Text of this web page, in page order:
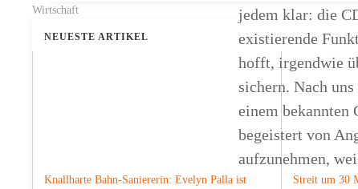
Wirtschaft
NEUESTE ARTIKEL
Knallharte Bahn-Saniererin: Evelyn Palla ist
Streit um 30
jedem klar: die
existierende
hofft, irgendwie
sichern. Nach
einem bekannten
begeistert von
aufzunehmen,